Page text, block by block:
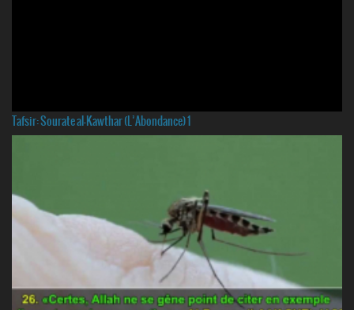
Tafsir: Sourate al-Kawthar (L’Abondance) 1